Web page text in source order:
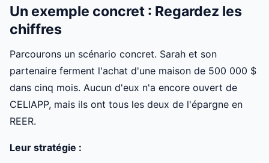
Un exemple concret : Regardez les
chiffres
Parcourons un scénario concret. Sarah et son
partenaire ferment l'achat d'une maison de 500 000 $
dans cinq mois. Aucun d'eux n'a encore ouvert de
CELIAPP, mais ils ont tous les deux de l'épargne en
REER.
Leur stratégie :